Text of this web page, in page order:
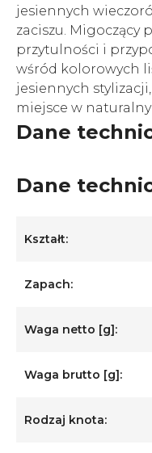
jesiennych
zaciszu. Migoczący
przytulności i
wśród kolorowych
jesiennych
miejsce w
Dane
Dane
Kształt:
Zapach:
Waga netto [g]:
Waga brutto [g]:
Rodzaj knota: